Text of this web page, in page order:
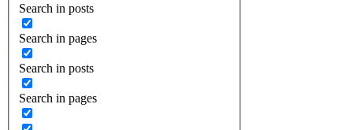
Search in posts
Search in pages
Search in posts
Search in pages